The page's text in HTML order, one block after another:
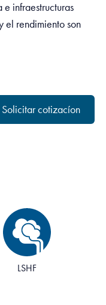
infraestructuras
el rendimiento son
Solicitar cotizacíon
LSHF